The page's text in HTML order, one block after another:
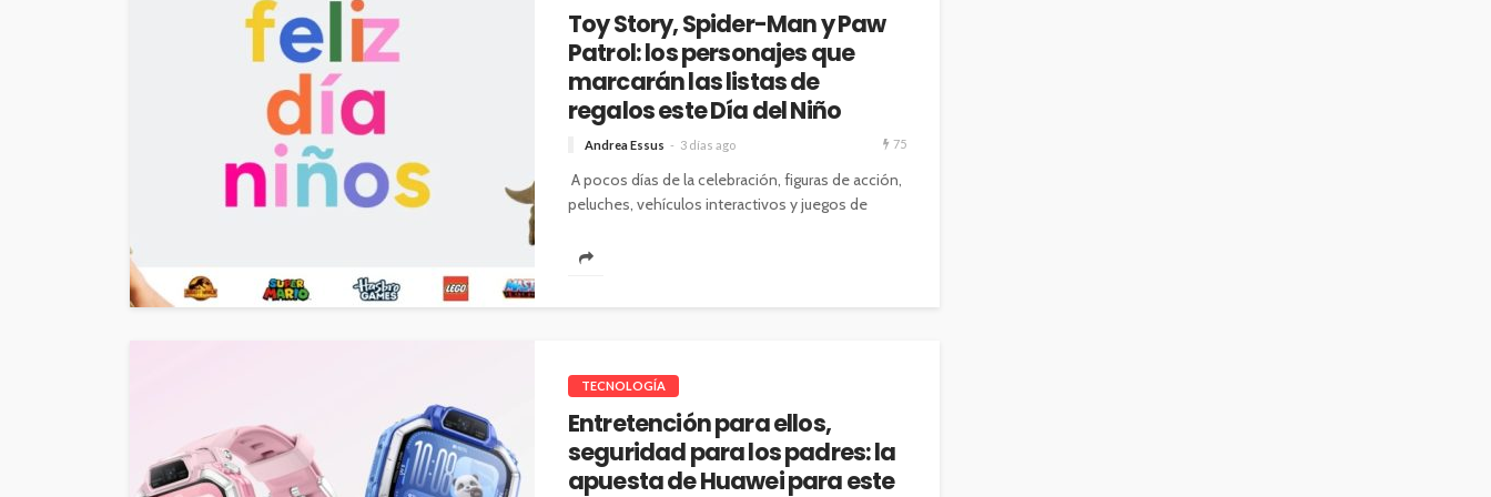
Toy Story, Spider-Man y Paw
Patrol: los personajes que
marcarán las listas de
regalos este Día del Niño
Andrea Essus 3 días ago 75
A pocos días de la celebración, figuras de acción,
peluches, vehículos interactivos y juegos de
TECNOLOGÍA
Entretención para ellos,
seguridad para los padres: la
apuesta de Huawei para este